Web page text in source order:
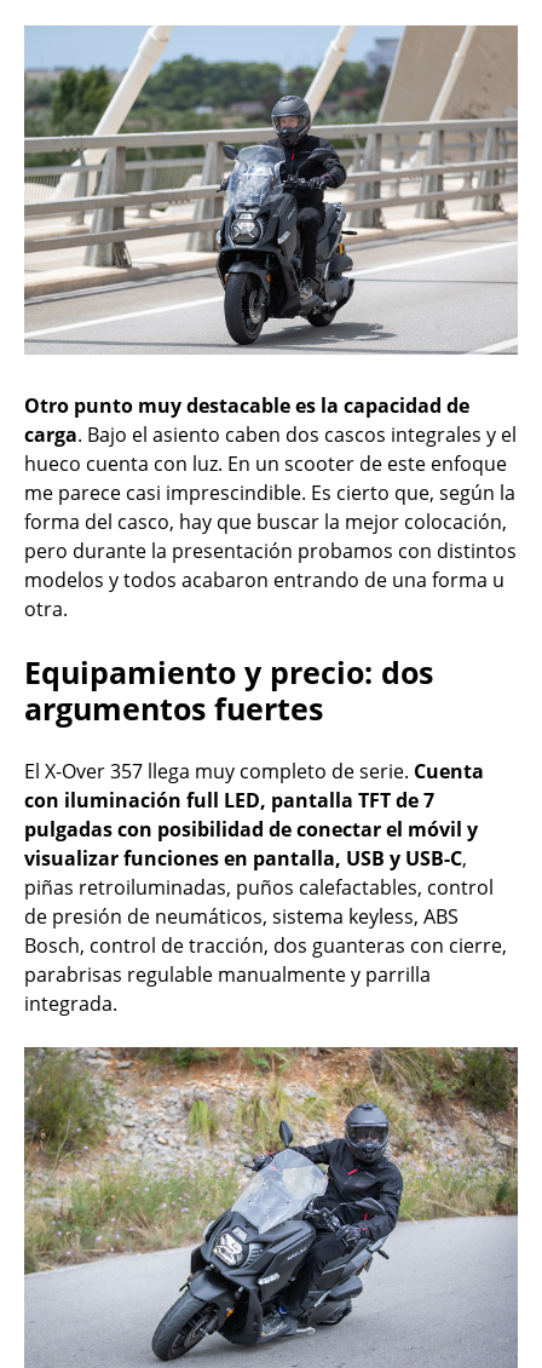
Otro punto muy destacable es la capacidad de
carga. Bajo el asiento caben dos cascos integrales y el
hueco cuenta con luz. En un scooter de este enfoque
me parece casi imprescindible. Es cierto que, según la
forma del casco, hay que buscar la mejor colocación,
pero durante la presentación probamos con distintos
modelos y todos acabaron entrando de una forma u
otra.
Equipamiento y precio: dos
argumentos fuertes
El X-Over 357 llega muy completo de serie. Cuenta
con iluminación full LED, pantalla TFT de 7
pulgadas con posibilidad de conectar el móvil y
visualizar funciones en pantalla, USB y USB-C,
piñas retroiluminadas, puños calefactables, control
de presión de neumáticos, sistema keyless, ABS
Bosch, control de tracción, dos guanteras con cierre,
parabrisas regulable manualmente y parrilla
integrada.